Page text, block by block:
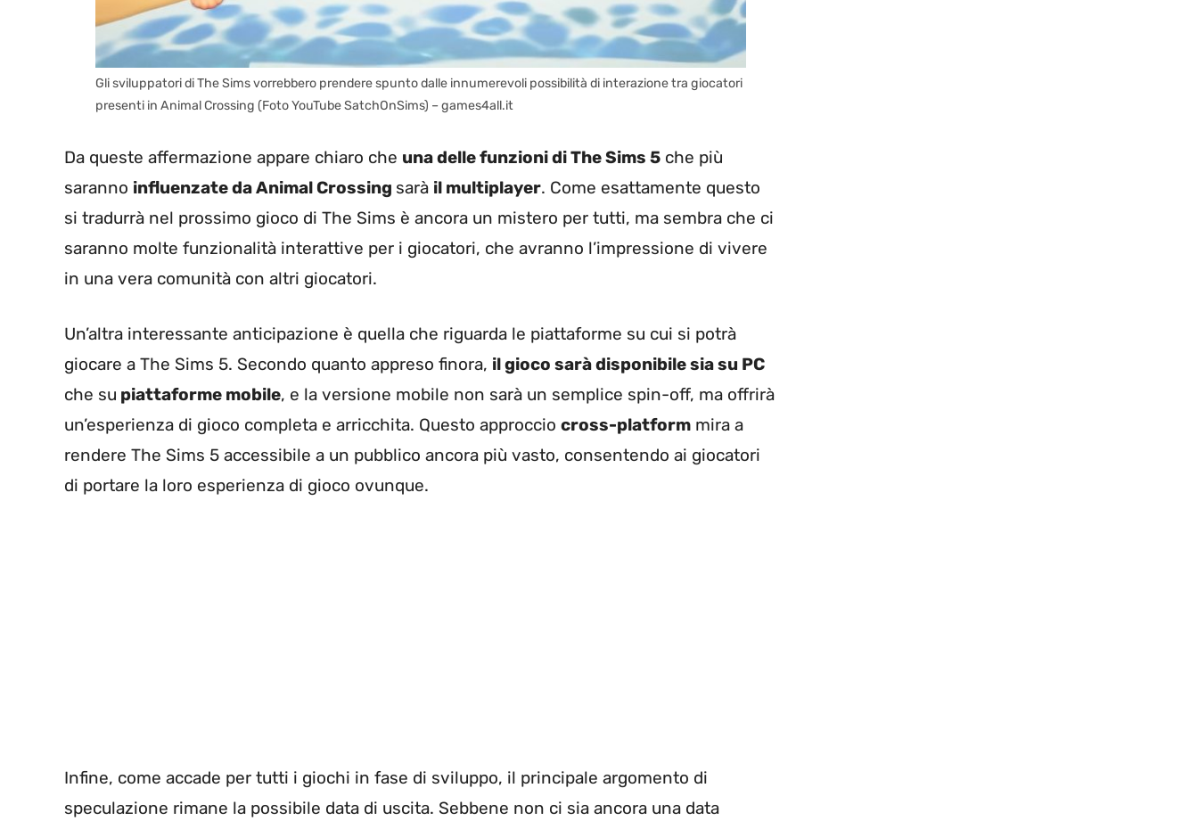
Gli sviluppatori di The Sims vorrebbero prendere spunto dalle innumerevoli possibilità di interazione tra giocatori
presenti in Animal Crossing (Foto YouTube SatchOnSims) – games4all.it
Da queste affermazione appare chiaro che una delle funzioni di The Sims 5 che più
saranno influenzate da Animal Crossing sarà il multiplayer. Come esattamente questo
si tradurrà nel prossimo gioco di The Sims è ancora un mistero per tutti, ma sembra che ci
saranno molte funzionalità interattive per i giocatori, che avranno l’impressione di vivere
in una vera comunità con altri giocatori.
Un’altra interessante anticipazione è quella che riguarda le piattaforme su cui si potrà
giocare a The Sims 5. Secondo quanto appreso finora, il gioco sarà disponibile sia su PC
che su piattaforme mobile, e la versione mobile non sarà un semplice spin-off, ma offrirà
un’esperienza di gioco completa e arricchita. Questo approccio cross-platform mira a
rendere The Sims 5 accessibile a un pubblico ancora più vasto, consentendo ai giocatori
di portare la loro esperienza di gioco ovunque.
Infine, come accade per tutti i giochi in fase di sviluppo, il principale argomento di
speculazione rimane la possibile data di uscita. Sebbene non ci sia ancora una data